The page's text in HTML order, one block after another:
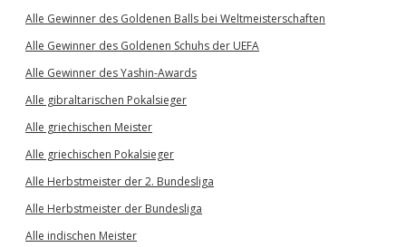
Alle Gewinner des Goldenen Balls bei Weltmeisterschaften
Alle Gewinner des Goldenen Schuhs der UEFA
Alle Gewinner des Yashin-Awards
Alle gibraltarischen Pokalsieger
Alle griechischen Meister
Alle griechischen Pokalsieger
Alle Herbstmeister der 2. Bundesliga
Alle Herbstmeister der Bundesliga
Alle indischen Meister